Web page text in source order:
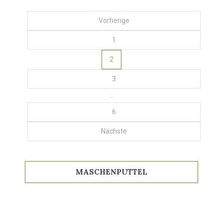
Seitennummerierung der
Beiträge
Vorherige
1
2
3
…
6
Nächste
MASCHENPUTTEL